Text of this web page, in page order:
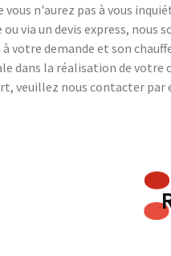
n'aurez pas à vous
via un devis express, nous
votre demande et son
la réalisation de votre
veuillez nous contacter par